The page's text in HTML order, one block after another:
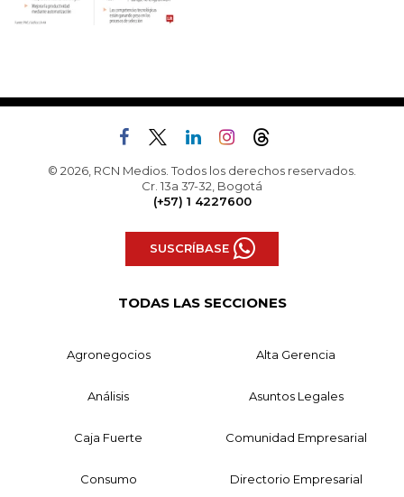
© 2026, RCN Medios. Todos los derechos reservados.
Cr. 13a 37-32, Bogotá
(+57) 1 4227600
SUSCRÍBASE
TODAS LAS SECCIONES
Agronegocios Alta Gerencia
Análisis Asuntos Legales
Caja Fuerte Comunidad Empresarial
Consumo Directorio Empresarial